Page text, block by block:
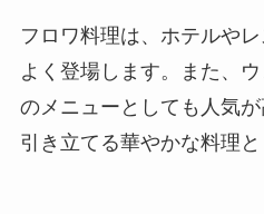
フロワ料理は、ホテルや
よく登場します。また、
のメニューとしても人気
引き立てる華やかな料理と